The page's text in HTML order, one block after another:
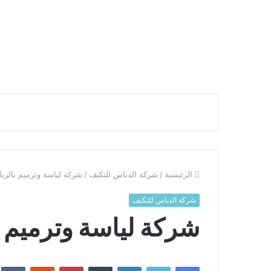
الرئيسية / شركة الدباس للتكيف / شركة لياسة وترميم بالرياض
شركة الدباس للتكيف
شركة لياسة وترميم
فيسبوك تويتر لينكدإن بينتيريست